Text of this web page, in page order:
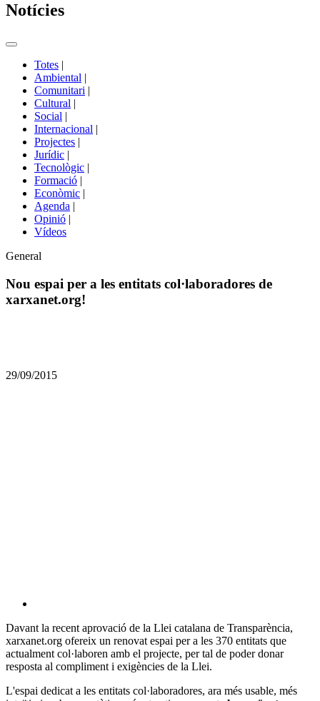
Notícies
Commutador
portals
Totes |
Ambiental |
Comunitari |
Cultural |
Social |
Internacional |
Projectes |
Jurídic |
Tecnològic |
Formació |
Econòmic |
Agenda |
Opinió |
Vídeos
Àmbit
la
General
Nou espai per a les entitats col·laboradores de
xarxanet.org!
en
29/09/2015
Davant la recent aprovació de la Llei catalana de Transparència,
xarxanet.org ofereix un renovat espai per a les 370 entitats que
actualment col·laboren amb el projecte, per tal de poder donar
resposta al compliment i exigències de la Llei.
L'espai dedicat a les entitats col·laboradores, ara més usable, més